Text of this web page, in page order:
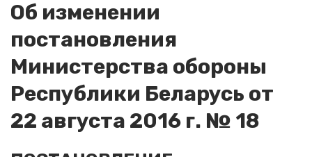
Об изменении
постановления
Министерства обороны
Республики Беларусь от
22 августа 2016 г. № 18